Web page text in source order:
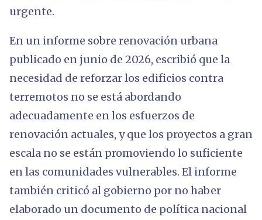
urgente.
En un informe sobre renovación urbana
publicado en junio de 2026, escribió que la
necesidad de reforzar los edificios contra
terremotos no se está abordando
adecuadamente en los esfuerzos de
renovación actuales, y que los proyectos a gran
escala no se están promoviendo lo suficiente
en las comunidades vulnerables. El informe
también criticó al gobierno por no haber
elaborado un documento de política nacional